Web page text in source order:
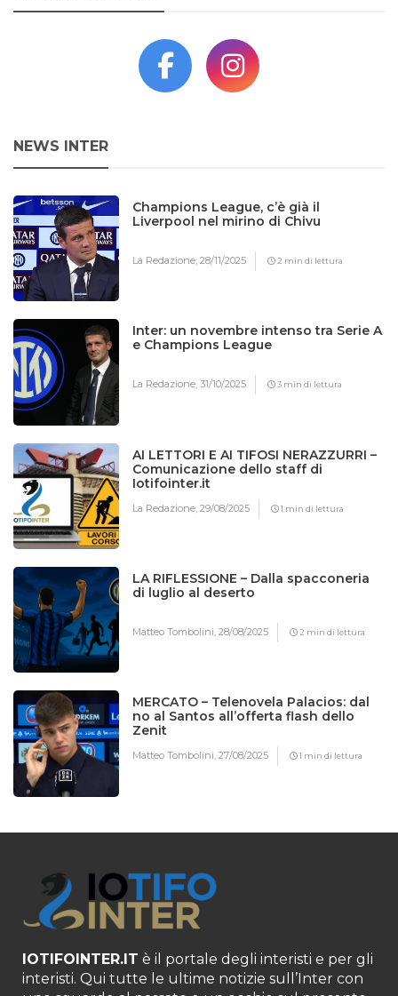
NEWS INTER
Champions League, c’è già il
Liverpool nel mirino di Chivu
La Redazione,28/11/2025 2 min di lettura
Inter: un novembre intenso tra Serie A
e Champions League
La Redazione,31/10/2025 3 min di lettura
AI LETTORI E AI TIFOSI NERAZZURRI –
Comunicazione dello staff di
Iotifointer.it
La Redazione,29/08/2025 1 min di lettura
LA RIFLESSIONE – Dalla spacconeria
di luglio al deserto
Matteo Tombolini,28/08/2025 2 min di lettura
MERCATO – Telenovela Palacios: dal
no al Santos all’offerta flash dello
Zenit
Matteo Tombolini,27/08/2025 1 min di lettura
IOTIFOINTER.IT è il portale degli interisti e per gli
interisti. Qui tutte le ultime notizie sull’Inter con